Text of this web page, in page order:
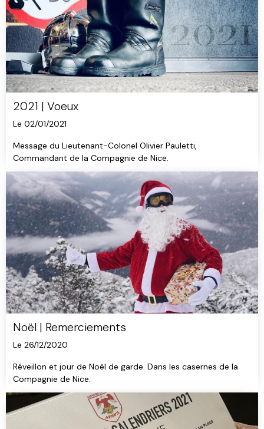
2021 | Voeux
Le 02/01/2021
Message du Lieutenant-Colonel Olivier Pauletti,
Commandant de la Compagnie de Nice.
Noël | Remerciements
Le 26/12/2020
Réveillon et jour de Noël de garde. Dans les casernes de la
Compagnie de Nice.